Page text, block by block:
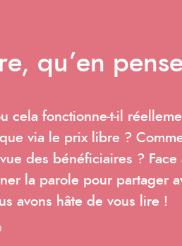
qu’en
cela fonctionne-t-il
via le prix libre ?
des bénéficiaires ? Face
la parole pour partager
avons hâte de vous lire !